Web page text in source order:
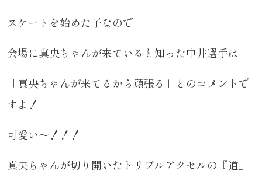
スケートを始めた子なので
会場に真央ちゃんが来ていると知った中井選手は
「真央ちゃんが来てるから頑張る」とのコメントで
すよ！
可愛い～！！！
真央ちゃんが切り開いたトリプルアクセルの『道』